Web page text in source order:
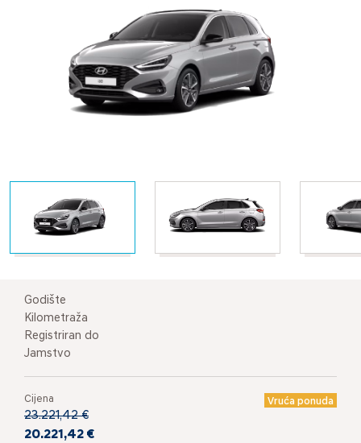
Godište
Kilometraža
Registriran do
Jamstvo
Cijena Vruća ponuda
23.221,42 €
20.221,42 €